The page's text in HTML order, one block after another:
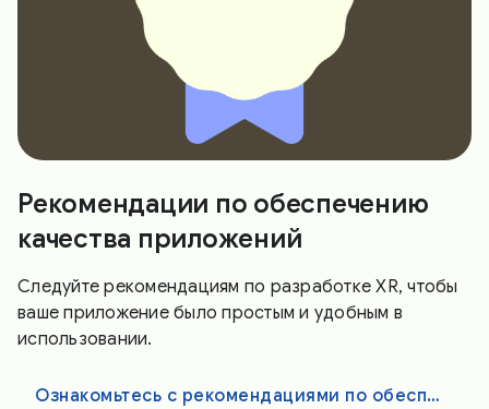
Рекомендации по обеспечению
качества приложений
Следуйте рекомендациям по разработке XR, чтобы
ваше приложение было простым и удобным в
использовании.
Ознакомьтесь с рекомендациями по обеспечению качества приложений Android XR.